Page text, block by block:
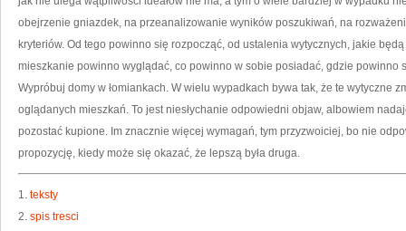
obejrzenie gniazdek, na przeanalizowanie wyników poszukiwań, na
kryteriów. Od tego powinno się rozpocząć, od ustalenia wytycznych, jakie będą
mieszkanie powinno wyglądać, co powinno w sobie posiadać, gdzie powinno
Wypróbuj domy w łomiankach. W wielu wypadkach bywa tak, że te wytyczne
oglądanych mieszkań. To jest niesłychanie odpowiedni objaw, albowiem
pozostać kupione. Im znacznie więcej wymagań, tym przyzwoiciej, bo nie
propozycję, kiedy może się okazać, że lepszą była druga.
1. teksty
2. spis tresci